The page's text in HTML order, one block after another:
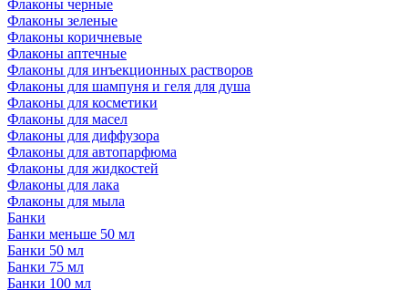
Флаконы черные
Флаконы зеленые
Флаконы коричневые
Флаконы аптечные
Флаконы для инъекционных растворов
Флаконы для шампуня и геля для душа
Флаконы для косметики
Флаконы для масел
Флаконы для диффузора
Флаконы для автопарфюма
Флаконы для жидкостей
Флаконы для лака
Флаконы для мыла
Банки
Банки меньше 50 мл
Банки 50 мл
Банки 75 мл
Банки 100 мл